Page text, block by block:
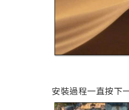
安裝過程一直按下